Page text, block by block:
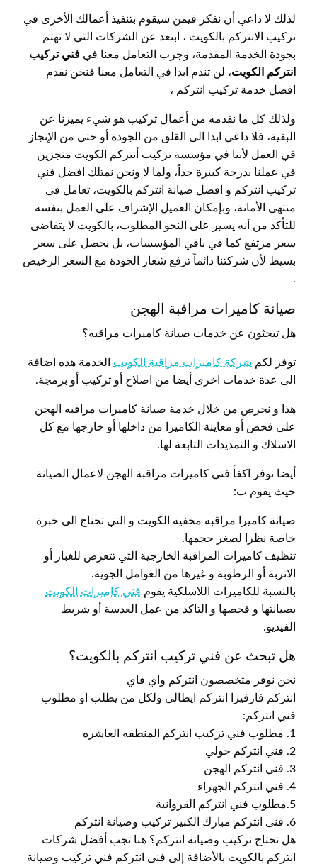
لذلك لا داعي أن نفكر فيمن سيقوم بتنفيذ أعمالك الأخرى في
تركيب الانتركم بالكويت ، ابتعد عن الشركات التي لا تهتم
بجودة الخدمة المقدمة، وجرب التعامل معنا في فني تركيب
انتركم الكويت، لن تندم ابدا في التعامل معنا فنحن نقدم
افضل خدمة تركيب انتركم ،
ولذلك كل ما نقدمه من أعمال تركيب هو شيء يميزنا عن
البقية، فلا داعي ابدا الى القلق من الجودة أو حتى من الإنجاز
في العمل لأننا في مؤسسة تركيب أنتركم الكويت منجزين
في عملنا بدرجة كبيرة جداً، ولما لا ونحن نمتلك افضل فني
تركيب انتركم و افضل صيانة انتركم بالكويت، تعامل في
منتهى الأمانة، وبإمكان العميل الإشراف على العمل بنفسه
للتأكد من أنه يسير على النحو المطلوب، بالكويت لا يتقاضى
سعر مرتفع كما في باقي المؤسسات، بل يحصل على سعر
بسيط لأن شركتنا دائماً ترفع شعار الجودة مع السعر الرخيص
.
صيانة كاميرات مراقبة الهجن
هل تبحثون عن خدمات صيانة كاميرات مراقبه؟
توفر لكم شركة كاميرات مراقبة الكويت الخدمة هذه اضافة
الى عدة خدمات اخرى أيضا من اصلاح أو تركيب أو برمجة.
هذا و نحرص من خلال خدمة صيانة كاميرات مراقبه الهجن
على فحص أو معاينة الكاميرا من داخلها أو خارجها مع كل
الاسلاك و التمديدات التابعة لها.
أيضا نوفر اكفأ فني كاميرات مراقبة الهجن لاعمال الصيانة
حيث يقوم ب:
صيانة كاميرا مراقبه مخفية الكويت و التي تحتاج الى خبرة
خاصة نظرا لصغر حجمها.
تنظيف كاميرات المراقبة الخارجية التي تتعرض للغبار أو
الاتربة أو الرطوبة و غيرها من العوامل الجوية.
بالنسبة للكاميرات اللاسلكية يقوم فني كاميرات الكويت
بصيانتها و فحصها و التاكد من عمل العدسة أو شريط
الفيديو.
هل تبحث عن فني تركيب انتركم بالكويت؟
نحن نوفر متخصصون انتركم واي فاي
انتركم فارفيزا انتركم ايطالى ولكل من يطلب او مطلوب
فني انتركم:
1. مطلوب فني تركيب انتركم المنطقه العاشره
2. فني انتركم حولي
3. فني انتركم الهجن
4. فني انتركم الجهراء
5.مطلوب فني انتركم الفروانية
6. فنى انتركم مبارك الكبير تركيب وصيانة انتركم
هل تحتاج تركيب وصيانة انتركم؟ هنا تجب أفضل شركات
انتركم بالكويت بالأضافة إلى فنى انتركم فني تركيب وصيانة